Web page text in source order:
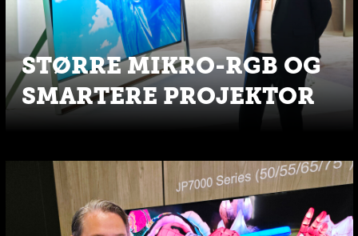
STØRRE MIKRO-RGB OG
SMARTERE PROJEKTOR